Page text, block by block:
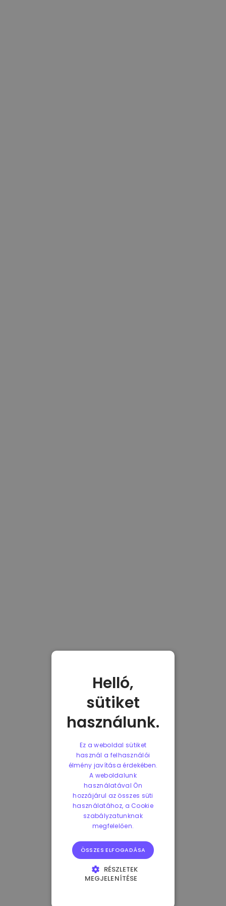
Helló,
sütiket
használunk.
Ez a weboldal sütiket
használ a felhasználói
élmény javítása érdekében.
A weboldalunk
használatával Ön
hozzájárul az összes süti
használatához, a Cookie
szabályzatunknak
megfelelően.
ÖSSZES ELFOGADÁSA
RÉSZLETEK
MEGJELENÍTÉSE